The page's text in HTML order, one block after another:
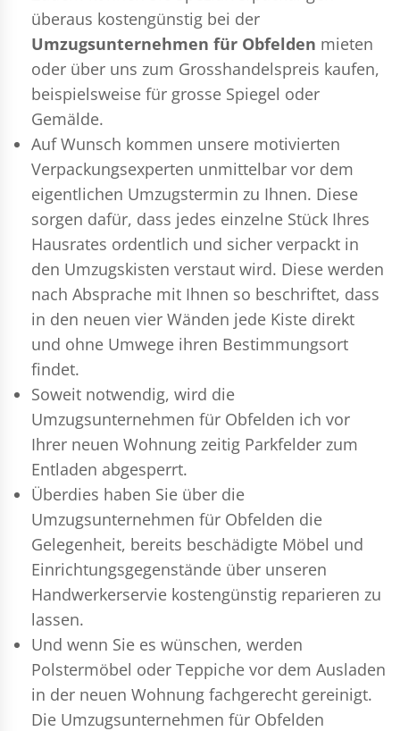
überaus kostengünstig bei der
Umzugsunternehmen für Obfelden mieten
oder über uns zum Grosshandelspreis kaufen,
beispielsweise für grosse Spiegel oder
Gemälde.
Auf Wunsch kommen unsere motivierten
Verpackungsexperten unmittelbar vor dem
eigentlichen Umzugstermin zu Ihnen. Diese
sorgen dafür, dass jedes einzelne Stück Ihres
Hausrates ordentlich und sicher verpackt in
den Umzugskisten verstaut wird. Diese werden
nach Absprache mit Ihnen so beschriftet, dass
in den neuen vier Wänden jede Kiste direkt
und ohne Umwege ihren Bestimmungsort
findet.
Soweit notwendig, wird die
Umzugsunternehmen für Obfelden ich vor
Ihrer neuen Wohnung zeitig Parkfelder zum
Entladen abgesperrt.
Überdies haben Sie über die
Umzugsunternehmen für Obfelden die
Gelegenheit, bereits beschädigte Möbel und
Einrichtungsgegenstände über unseren
Handwerkerservie kostengünstig reparieren zu
lassen.
Und wenn Sie es wünschen, werden
Polstermöbel oder Teppiche vor dem Ausladen
in der neuen Wohnung fachgerecht gereinigt.
Die Umzugsunternehmen für Obfelden